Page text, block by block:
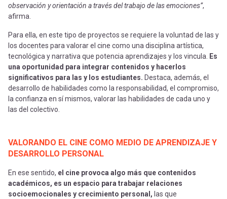
observación y orientación a través del trabajo de las emociones”,
afirma.
Para ella, en este tipo de proyectos se requiere la voluntad de las y
los docentes para valorar el cine como una disciplina artística,
tecnológica y narrativa que potencia aprendizajes y los vincula. Es
una oportunidad para integrar contenidos y hacerlos
significativos para las y los estudiantes. Destaca, además, el
desarrollo de habilidades como la responsabilidad, el compromiso,
la confianza en sí mismos, valorar las habilidades de cada uno y
las del colectivo.
VALORANDO EL CINE COMO MEDIO DE APRENDIZAJE Y
DESARROLLO PERSONAL
En ese sentido, el cine provoca algo más que contenidos
académicos, es un espacio para trabajar relaciones
socioemocionales y crecimiento personal, las que